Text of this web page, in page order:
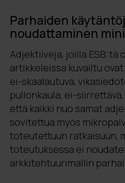
Parhaiden
noudattaminen
Adjektiiveja, joilla ESB:tä
artikkeleissa kuvailtu ovat
ei-skaalautuva,
pullonkaula, ei-siirrettävä,
että kaikki nuo samat
sovitettua myös
toteutettuun ratkaisuun,
toteutuksessa ei
arkkitehtuurimallin